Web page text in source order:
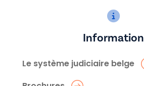
Information
Le système judiciaire belge